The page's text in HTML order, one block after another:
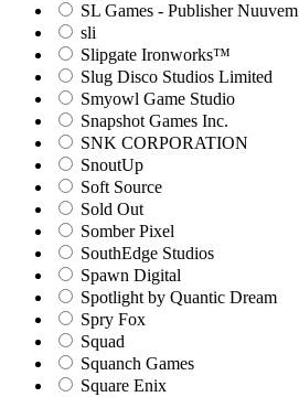
SL Games - Publisher Nuuvem
sli
Slipgate Ironworks™
Slug Disco Studios Limited
Smyowl Game Studio
Snapshot Games Inc.
SNK CORPORATION
SnoutUp
Soft Source
Sold Out
Somber Pixel
SouthEdge Studios
Spawn Digital
Spotlight by Quantic Dream
Spry Fox
Squad
Squanch Games
Square Enix